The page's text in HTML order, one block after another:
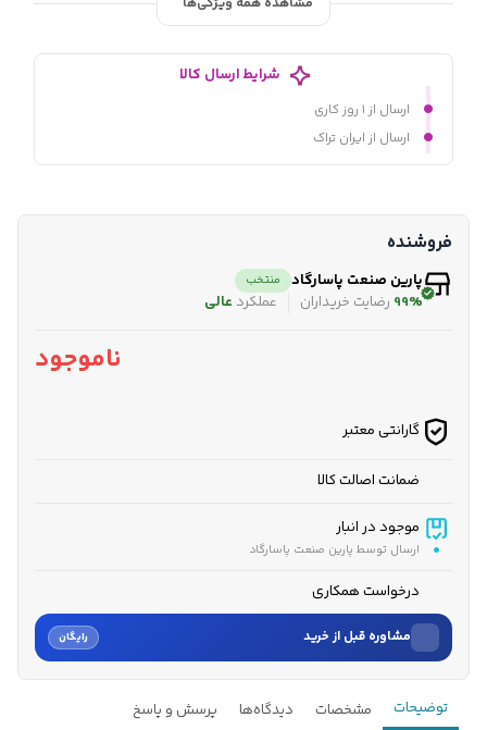
شرایط ارسال کالا
ارسال از ۱ روز کاری
ارسال از ایران تراک
فروشنده
پارین صنعت پاسارگاد منتخب
99% رضایت خریداران عملکرد عالی
ناموجود
گارانتی معتبر
ضمانت اصالت کالا
موجود در انبار
ارسال توسط پارین صنعت پاسارگاد
درخواست همکاری
مشاوره قبل از خرید رایگان
نام
توضیحات مشخصات دیدگاه‌ها پرسش و پاسخ